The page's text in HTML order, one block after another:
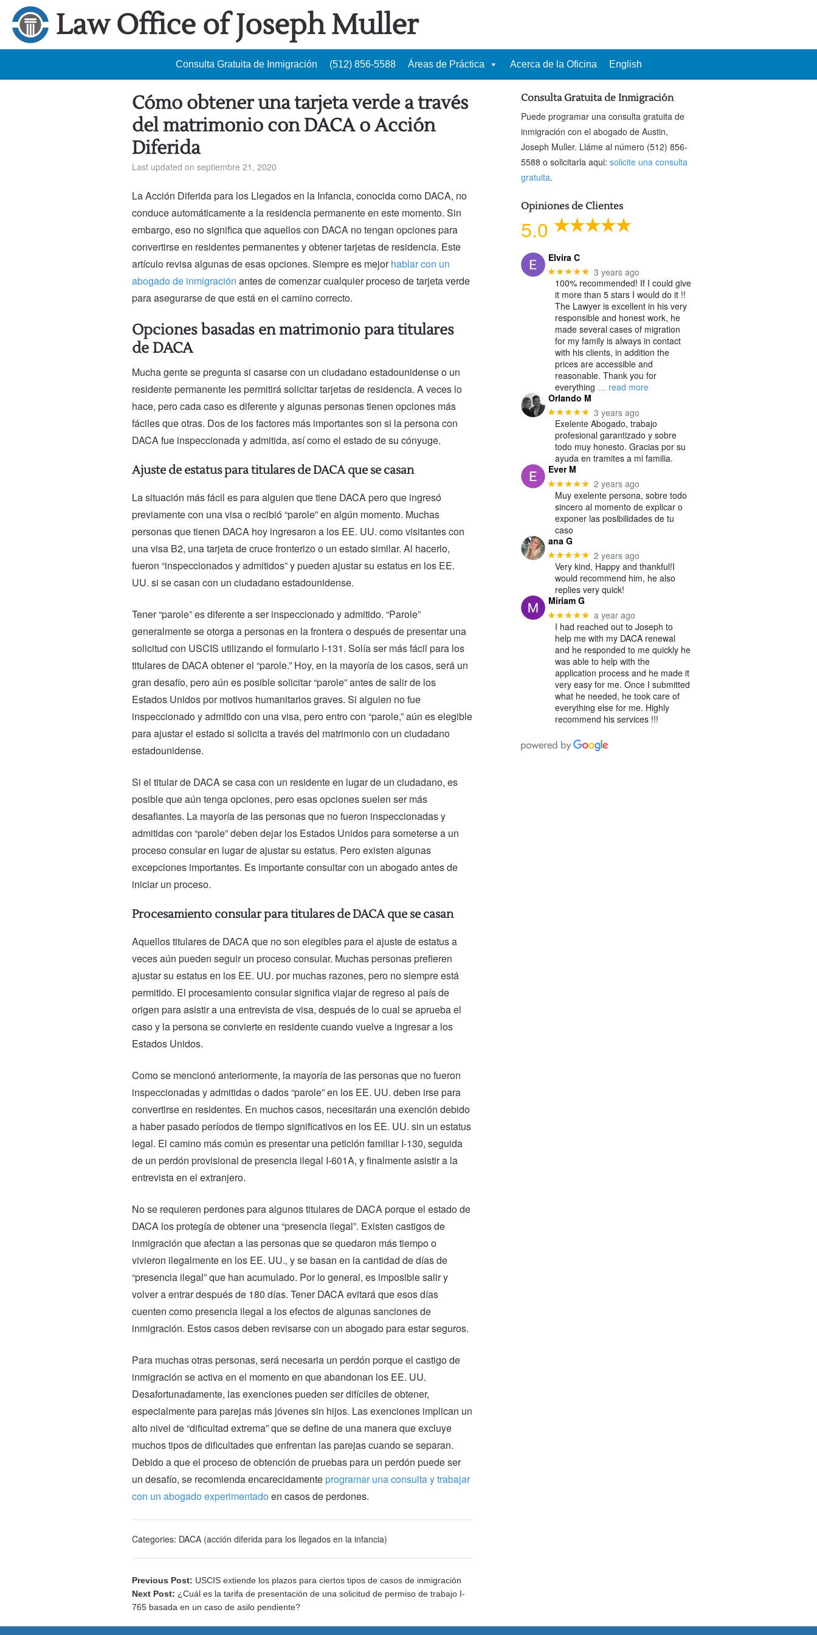
Law Office of Joseph Muller
Consulta Gratuita de Inmigración (512) 856-5588 Áreas de Práctica Acerca de la Oficina English
Cómo obtener una tarjeta verde a través
del matrimonio con DACA o Acción
Diferida
Last updated on septiembre 21, 2020
La Acción Diferida para los Llegados en la Infancia, conocida como DACA, no
conduce automáticamente a la residencia permanente en este momento. Sin
embargo, eso no significa que aquellos con DACA no tengan opciones para
convertirse en residentes permanentes y obtener tarjetas de residencia. Este
artículo revisa algunas de esas opciones. Siempre es mejorhablar con un
abogado de inmigración antes de comenzar cualquier proceso de tarjeta verde
para asegurarse de que está en el camino correcto.
Opciones basadas en matrimonio para titulares
de DACA
Mucha gente se pregunta si casarse con un ciudadano estadounidense o un
residente permanente les permitirá solicitar tarjetas de residencia. A veces lo
hace, pero cada caso es diferente y algunas personas tienen opciones más
fáciles que otras. Dos de los factores más importantes son si la persona con
DACA fue inspeccionada y admitida, así como el estado de su cónyuge.
Ajuste de estatus para titulares de DACA que se casan
La situación más fácil es para alguien que tiene DACA pero que ingresó
previamente con una visa o recibió “parole” en algún momento. Muchas
personas que tienen DACA hoy ingresaron a los EE. UU. como visitantes con
una visa B2, una tarjeta de cruce fronterizo o un estado similar. Al hacerlo,
fueron “inspeccionados y admitidos” y pueden ajustar su estatus en los EE.
UU. si se casan con un ciudadano estadounidense.
Tener “parole” es diferente a ser inspeccionado y admitido. “Parole”
generalmente se otorga a personas en la frontera o después de presentar una
solicitud con USCIS utilizando el formulario I-131. Solía ​​ser más fácil para los
titulares de DACA obtener el “parole.” Hoy, en la mayoría de los casos, será un
gran desafío, pero aún es posible solicitar “parole” antes de salir de los
Estados Unidos por motivos humanitarios graves. Si alguien no fue
inspeccionado y admitido con una visa, pero entro con “parole,” aún es elegible
para ajustar el estado si solicita a través del matrimonio con un ciudadano
estadounidense.
Si el titular de DACA se casa con un residente en lugar de un ciudadano, es
posible que aún tenga opciones, pero esas opciones suelen ser más
desafiantes. La mayoría de las personas que no fueron inspeccionadas y
admitidas con “parole” deben dejar los Estados Unidos para someterse a un
proceso consular en lugar de ajustar su estatus. Pero existen algunas
excepciones importantes. Es importante consultar con un abogado antes de
iniciar un proceso.
Procesamiento consular para titulares de DACA que se casan
Aquellos titulares de DACA que no son elegibles para el ajuste de estatus a
veces aún pueden seguir un proceso consular. Muchas personas prefieren
ajustar su estatus en los EE. UU. por muchas razones, pero no siempre está
permitido. El procesamiento consular significa viajar de regreso al país de
origen para asistir a una entrevista de visa, después de lo cual se aprueba el
caso y la persona se convierte en residente cuando vuelve a ingresar a los
Estados Unidos.
Como se mencionó anteriormente, la mayoría de las personas que no fueron
inspeccionadas y admitidas o dados “parole” en los EE. UU. deben irse para
convertirse en residentes. En muchos casos, necesitarán una exención debido
a haber pasado períodos de tiempo significativos en los EE. UU. sin un estatus
legal. El camino más común es presentar una petición familiar I-130, seguida
de un perdón provisional de presencia ilegal I-601A, y finalmente asistir a la
entrevista en el extranjero.
No se requieren perdones para algunos titulares de DACA porque el estado de
DACA los protegía de obtener una “presencia ilegal”. Existen castigos de
inmigración que afectan a las personas que se quedaron más tiempo o
vivieron ilegalmente en los EE. UU., y se basan en la cantidad de días de
“presencia ilegal” que han acumulado. Por lo general, es imposible salir y
volver a entrar después de 180 días. Tener DACA evitará que esos días
cuenten como presencia ilegal a los efectos de algunas sanciones de
inmigración. Estos casos deben revisarse con un abogado para estar seguros.
Para muchas otras personas, será necesaria un perdón porque el castigo de
inmigración se activa en el momento en que abandonan los EE. UU.
Desafortunadamente, las exenciones pueden ser difíciles de obtener,
especialmente para parejas más jóvenes sin hijos. Las exenciones implican un
alto nivel de “dificultad extrema” que se define de una manera que excluye
muchos tipos de dificultades que enfrentan las parejas cuando se separan.
Debido a que el proceso de obtención de pruebas para un perdón puede ser
un desafío, se recomienda encarecidamenteprogramar una consulta y trabajar
con un abogado experimentadoen casos de perdones.
Categories: DACA (acción diferida para los llegados en la infancia)
Previous Post: USCIS extiende los plazos para ciertos tipos de casos de inmigración
Next Post: ¿Cuál es la tarifa de presentación de una solicitud de permiso de trabajo I-
765 basada en un caso de asilo pendiente?
Consulta Gratuita de Inmigración
Puede programar una consulta gratuita de
inmigración con el abogado de Austin,
Joseph Muller. Lláme al número (512) 856-
5588 o solicitarla aqui: solicite una consulta
gratuita.
Opiniones de Clientes
5.0
Elvira C
★★★★★ 3 years ago
100% recommended! If I could give
it more than 5 stars I would do it !!
The Lawyer is excellent in his very
responsible and honest work, he
made several cases of migration
for my family is always in contact
with his clients, in addition the
prices are accessible and
reasonable. Thank you for
everything … read more
Orlando M
★★★★★ 3 years ago
Exelente Abogado, trabajo
profesional garantizado y sobre
todo muy honesto. Gracias por su
ayuda en tramites a mi familia.
Ever M
★★★★★ 2 years ago
Muy exelente persona, sobre todo
sincero al momento de explicar o
exponer las posibilidades de tu
caso
ana G
★★★★★ 2 years ago
Very kind, Happy and thankful!I
would recommend him, he also
replies very quick!
Miriam G
★★★★★ a year ago
I had reached out to Joseph to
help me with my DACA renewal
and he responded to me quickly he
was able to help with the
application process and he made it
very easy for me. Once I submitted
what he needed, he took care of
everything else for me. Highly
recommend his services !!!